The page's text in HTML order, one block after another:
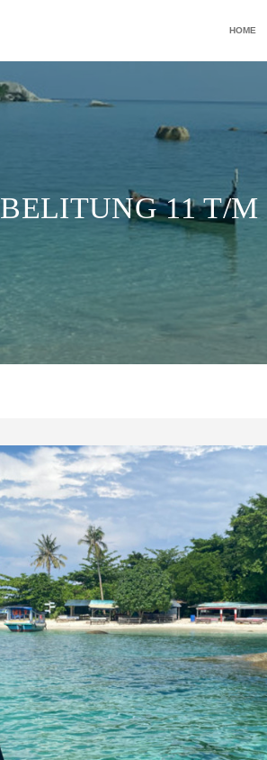
HOME
BELITUNG 11 T/M